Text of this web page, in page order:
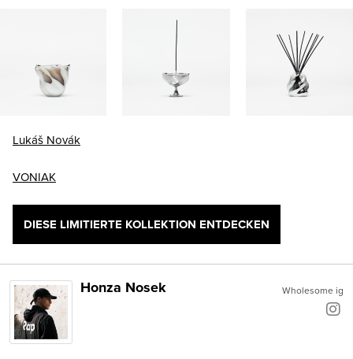
Lukáš Novák
VONIAK
DIESE LIMITIERTE KOLLEKTION ENTDECKEN
Wholesome ig
Honza Nosek